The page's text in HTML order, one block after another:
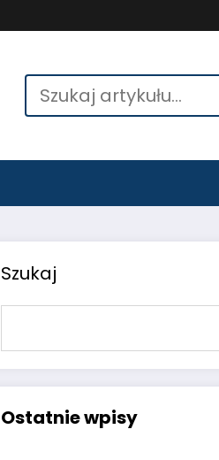
Szukaj
Ostatnie wpisy